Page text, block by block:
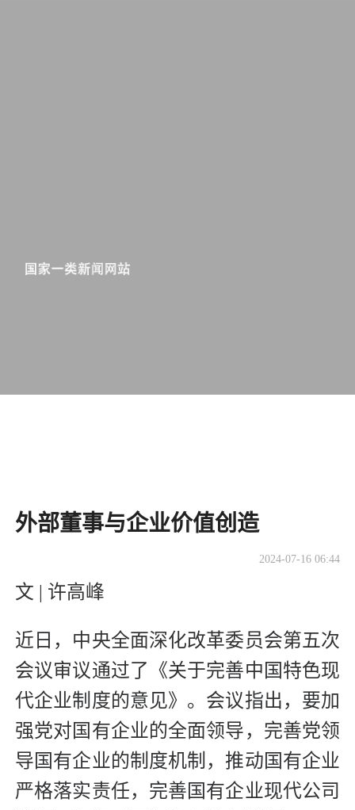
​外部董事与企业价值创造
2024-07-16 06:44
文 | 许高峰
近日，中央全面深化改革委员会第五次
会议审议通过了《关于完善中国特色现
代企业制度的意见》。会议指出，要加
强党对国有企业的全面领导，完善党领
导国有企业的制度机制，推动国有企业
严格落实责任，完善国有企业现代公司